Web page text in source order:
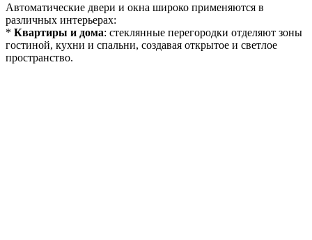
Автоматические двери и окна широко применяются в
различных интерьерах:
* Квартиры и дома: стеклянные перегородки отделяют зоны
гостиной, кухни и спальни, создавая открытое и светлое
пространство.